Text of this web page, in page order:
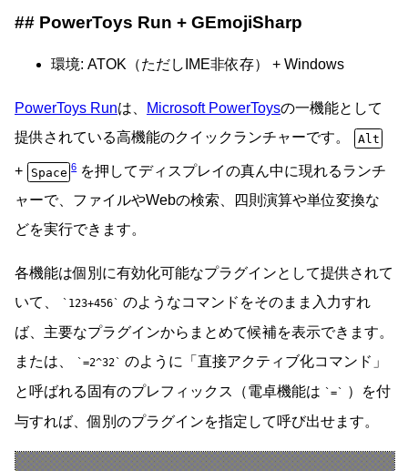
PowerToys Run + GEmojiSharp
環境: ATOK（ただしIME非依存） + Windows
PowerToys Runは、 Microsoft PowerToysの一機能として
提供されている高機能のクイックランチャーです。
Alt
+ Space 6を押してディスプレイの真ん中に現れるランチ
ャーで、ファイルやWebの検索、四則演算や単位変換な
どを実行できます。
各機能は個別に有効化可能なプラグインとして提供されて
いて、
123+456
のようなコマンドをそのまま入力すれ
ば、主要なプラグインからまとめて候補を表示できます。
または、
=2^32
のように「直接アクティブ化コマンド」
と呼ばれる固有のプレフィックス（電卓機能は
=
）を付
与すれば、個別のプラグインを指定して呼び出せます。